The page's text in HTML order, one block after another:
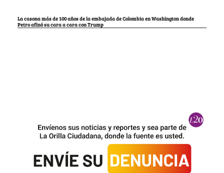
La casona más de 100 años de la embajada de Colombia en Washington donde
Petro afinó su cara a cara con Trump